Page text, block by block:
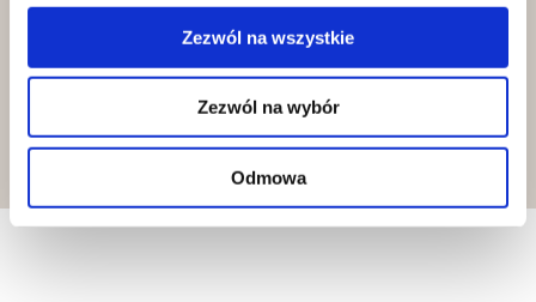
Zezwól na wszystkie
Zezwól na wybór
Odmowa
Systematycznie analizujesz efekty z
trenerem. Masz do nichdostęp online
24/7